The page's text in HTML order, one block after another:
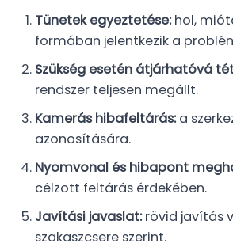
Tünetek egyeztetése: hol,
formában jelentkezik a
Szükség esetén átjárhatóvá
rendszer teljesen megállt.
Kamerás hibafeltárás: a
azonosítására.
Nyomvonal és hibapont
célzott feltárás érdekében.
Javítási javaslat: rövid javítás
szakaszcsere szerint.